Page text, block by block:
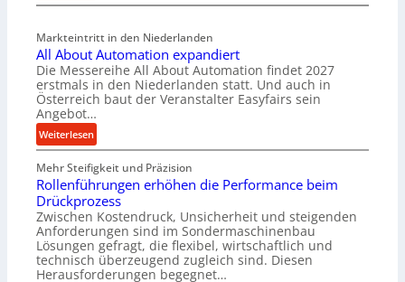
l
e
r
s
o
u
n
g
e
n
t
s
p
M
s
c
h
i
n
e
n
a
u
B
e
s
Markteintritt in den Niederlanden
All About Automation expandiert
Die Messereihe All About Automation findet 2027
erstmals in den Niederlanden statt. Und auch in
Österreich baut der Veranstalter Easyfairs sein
Angebot…
Weiterlesen:
A
l
l
A
b
o
u
t
Mehr Steifigkeit und Präzision
Rollenführungen erhöhen die Performance beim
Drückprozess
Zwischen Kostendruck, Unsicherheit und steigenden
Anforderungen sind im Sondermaschinenbau
Lösungen gefragt, die flexibel, wirtschaftlich und
technisch überzeugend zugleich sind. Diesen
Herausforderungen begegnet…